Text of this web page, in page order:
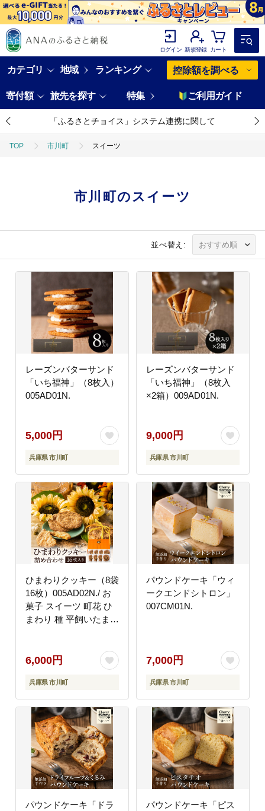
ログイン 新規登録 カート
カテゴリ 地域 ランキング 控除額を調べる
寄付額 旅先を探す 特集 ご利用ガイド
「ふるさとチョイス」システム連携に関して
TOP 市川町 スイーツ
市川町のスイーツ
並べ替え:
レーズンバターサンド
「いち福神」（8枚入）
005AD01N.
5,000円
兵庫県 市川町
レーズンバターサンド
「いち福神」（8枚入
×2箱）009AD01N.
9,000円
兵庫県 市川町
ひまわりクッキー（8袋
16枚）005AD02N./ お
菓子 スイーツ 町花 ひ
まわり 種 平飼いたまご
6,000円
兵庫県 市川町
パウンドケーキ「ウィ
ークエンドシトロン」
007CM01N.
7,000円
兵庫県 市川町
パウンドケーキ「ドラ
パウンドケーキ「ピス